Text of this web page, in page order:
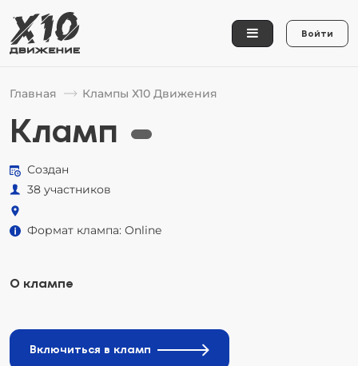
Войти
Главная Клампы Х10 Движения
Кламп
Создан
38 участников
Формат клампа: Online
О клампе
Включиться в кламп